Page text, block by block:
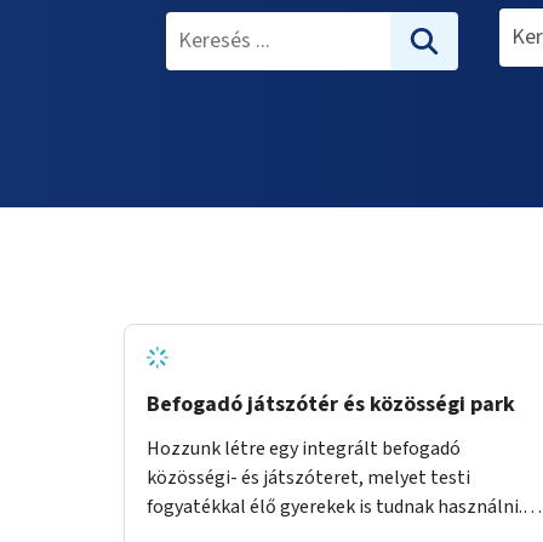
Befogadó játszótér és közösségi park
Hozzunk létre egy integrált befogadó
közösségi- és játszóteret, melyet testi
fogyatékkal élő gyerekek is tudnak használni.